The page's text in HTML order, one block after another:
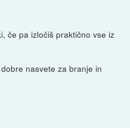
če pa izločiš praktično vse iz
nasvete za branje in